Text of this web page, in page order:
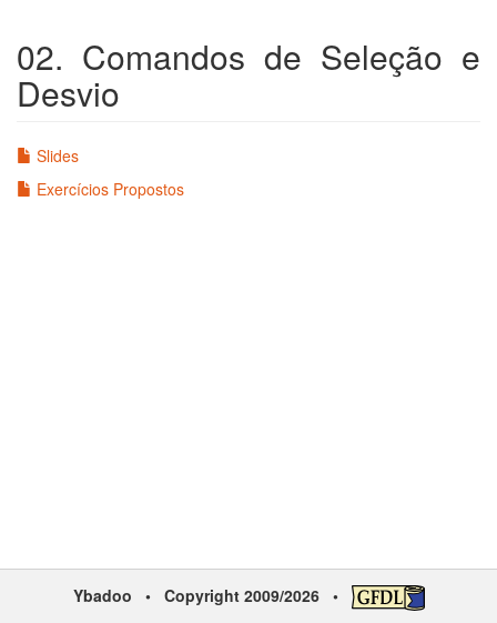
02. Comandos de Seleção e
Desvio
Slides
Exercícios Propostos
Ybadoo • Copyright 2009/2026 •